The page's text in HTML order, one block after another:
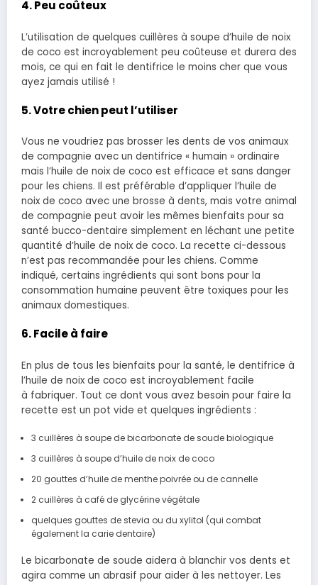
4. Peu coûteux
L’utilisation de quelques cuillères à soupe d’huile de noix
de coco est incroyablement peu coûteuse et durera des
mois, ce qui en fait le dentifrice le moins cher que vous
ayez jamais utilisé !
5. Votre chien peut l’utiliser
Vous ne voudriez pas brosser les dents de vos animaux
de compagnie avec un dentifrice « humain » ordinaire
mais l’huile de noix de coco est efficace et sans danger
pour les chiens. Il est préférable d’appliquer l’huile de
noix de coco avec une brosse à dents, mais votre animal
de compagnie peut avoir les mêmes bienfaits pour sa
santé bucco-dentaire simplement en léchant une petite
quantité d’huile de noix de coco. La recette ci-dessous
n’est pas recommandée pour les chiens. Comme
indiqué, certains ingrédients qui sont bons pour la
consommation humaine peuvent être toxiques pour les
animaux domestiques.
6. Facile à faire
En plus de tous les bienfaits pour la santé, le dentifrice à
l’huile de noix de coco est incroyablement facile
à fabriquer. Tout ce dont vous avez besoin pour faire la
recette est un pot vide et quelques ingrédients :
3 cuillères à soupe de bicarbonate de soude biologique
3 cuillères à soupe d’huile de noix de coco
20 gouttes d’huile de menthe poivrée ou de cannelle
2 cuillères à café de glycérine végétale
quelques gouttes de stevia ou du xylitol (qui combat
également la carie dentaire)
Le bicarbonate de soude aidera à blanchir vos dents et
agira comme un abrasif pour aider à les nettoyer. Les